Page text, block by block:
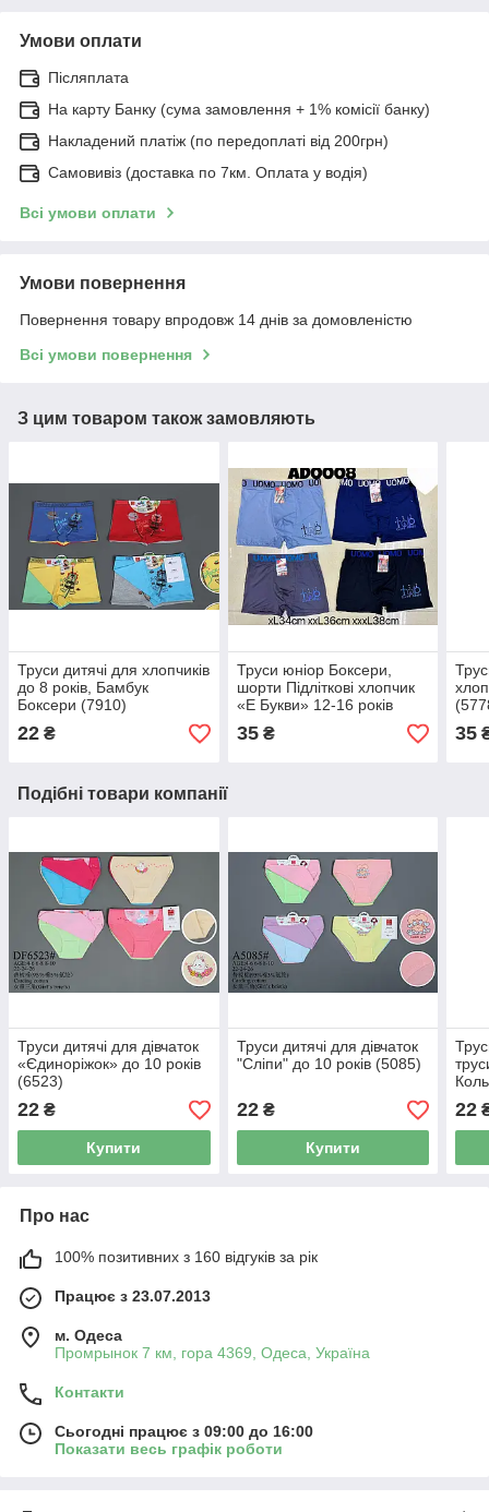
Умови оплати
Післяплата
На карту Банку (сума замовлення + 1% комісії банку)
Накладений платіж (по передоплаті від 200грн)
Самовивіз (доставка по 7км. Оплата у водія)
Всі умови оплати
Умови повернення
Повернення товару впродовж 14 днів за домовленістю
Всі умови повернення
З цим товаром також замовляють
Труси дитячі для хлопчиків
до 8 років, Бамбук
Боксери (7910)
22 ₴
Труси юніор Боксери,
шорти Підліткові хлопчик
«Е Букви» 12-16 років
(0008)
35₴ 35
Подібні товари компанії
Труси дитячі для дівчаток
«Єдиноріжок» до 10 років
(6523)
22 ₴
Купити
Труси дитячі для дівчаток
"Сліпи" до 10 років (5085)
22₴
Купити
22
Про нас
100% позитивних з 160 відгуків за рік
Працює з 23.07.2013
м. Одеса
Промрынок 7 км, гора 4369, Одеса, Україна
Контакти
Сьогодні працює з 09:00 до 16:00
Показати весь графік роботи